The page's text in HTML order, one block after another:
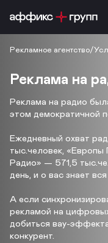
Рекламное агентство/
Реклама на
Реклама на радио
этом демократичной
Ежедневный охват
тыс.человек,
Радио» — 571,5
день, и о вас знает вся
А если
рекламой на
добиться вау-
конкурент.